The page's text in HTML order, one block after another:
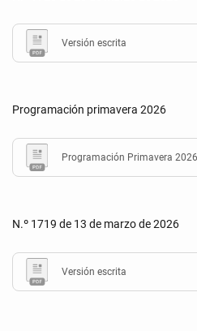
Versión escrita
Programación primavera 2026
Programación Primavera 2026
N.º 1719 de 13 de marzo de 2026
Versión escrita